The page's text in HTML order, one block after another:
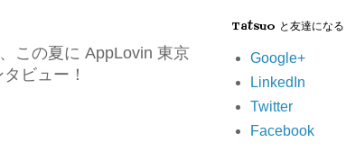
この夏に AppLovin 東京
ビュー！
Tatsuo と友達になる
Google+
LinkedIn
Twitter
Facebook